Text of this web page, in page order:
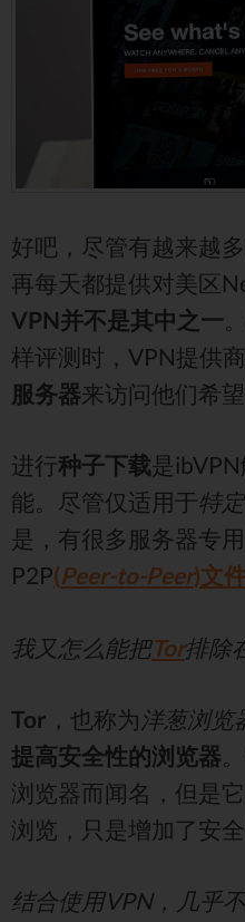
好吧，尽管有越来越
再每天都提供对美区
VPN并不是其中之一
样评测时，VPN提供
服务器来访问他们希
进行种子下载是
能。尽管仅适用于特
是，有很多服务器专
P2P(Peer-to-Peer)文
我又怎么能把Tor排除
Tor ，也称为 洋葱浏览
提高安全性的浏览器
浏览器而闻名，但是
浏览，只是增加了安全
结合使用VPN，几乎